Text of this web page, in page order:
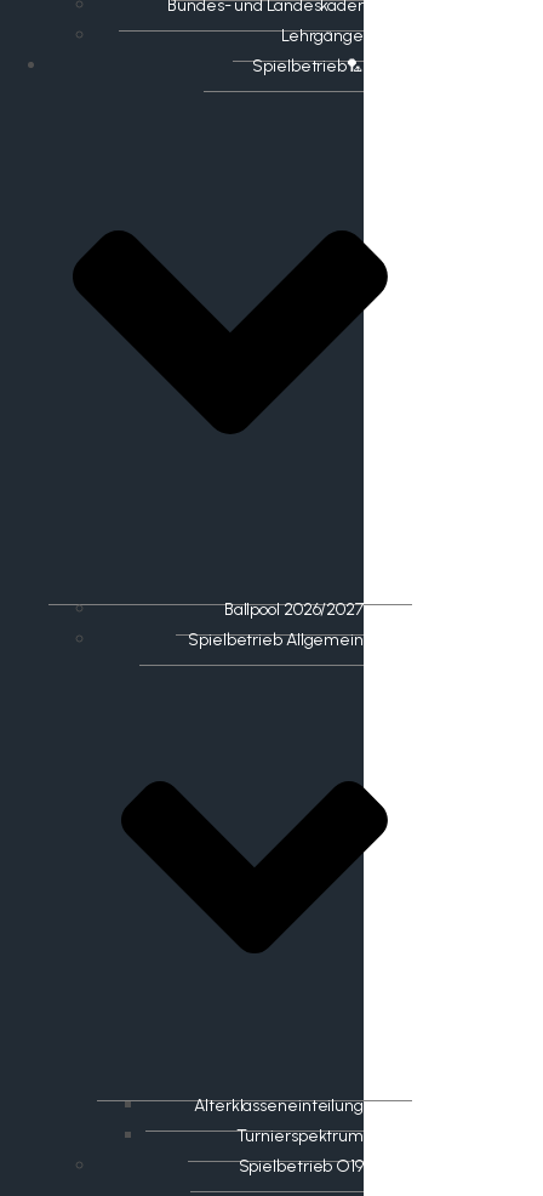
Bundes- und Landeskader
Lehrgänge
Spielbetrieb🏸
Ballpool 2026/2027
Spielbetrieb Allgemein
Alterklasseneinteilung
Turnierspektrum
Spielbetrieb O19